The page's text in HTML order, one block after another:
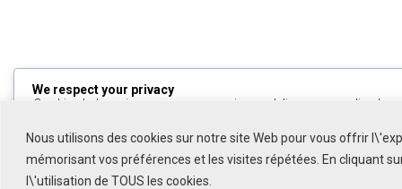
Nous utilisons des cookies sur notre site Web pour vous offrir
mémorisant vos préférences et les visites répétées. En cliquant
l\'utilisation de TOUS les cookies.
We respect your privacy
Cookies help us improve your experience, deliver personalized
Allto decline non-essential cookies.